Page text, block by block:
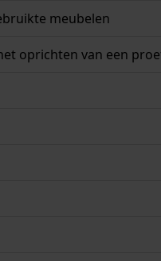
meubelen
oprichten van een